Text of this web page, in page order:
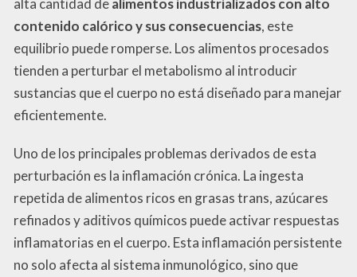
contenido calórico y sus consecuencias, este
equilibrio puede romperse. Los alimentos procesados
tienden a perturbar el metabolismo al introducir
sustancias que el cuerpo no está diseñado para manejar
eficientemente.
Uno de los principales problemas derivados de esta
perturbación es la inflamación crónica. La ingesta
repetida de alimentos ricos en grasas trans, azúcares
refinados y aditivos químicos puede activar respuestas
inflamatorias en el cuerpo. Esta inflamación persistente
no solo afecta al sistema inmunológico, sino que